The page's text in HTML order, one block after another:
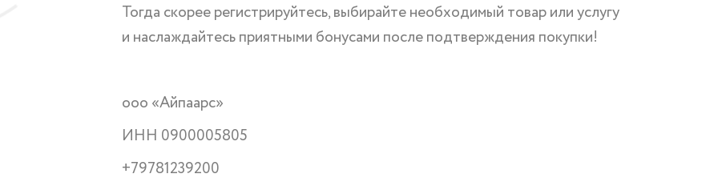
Тогда скорее регистрируйтесь, выбирайте необходимый товар или услугу
и наслаждайтесь приятными бонусами после подтверждения покупки!
ооо «Айпаарс»
ИНН 0900005805
+79781239200